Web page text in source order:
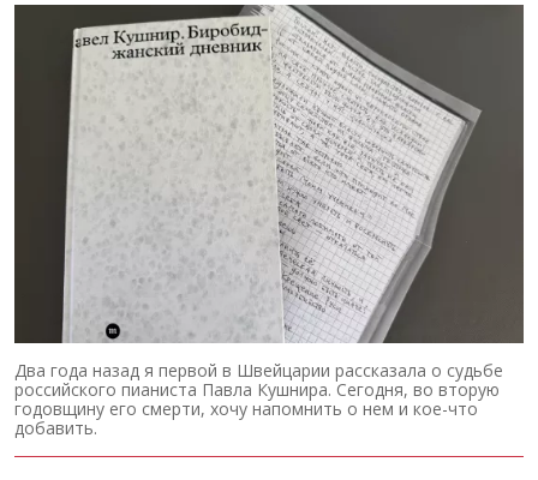
Два года назад я первой в Швейцарии рассказала о судьбе
российского пианиста Павла Кушнира. Сегодня, во вторую
годовщину его смерти, хочу напомнить о нем и кое-что
добавить.